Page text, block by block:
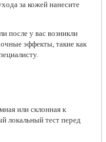
за кожей нанесите
после у вас возникли
эффекты, такие как
или склонная к
локальный тест перед